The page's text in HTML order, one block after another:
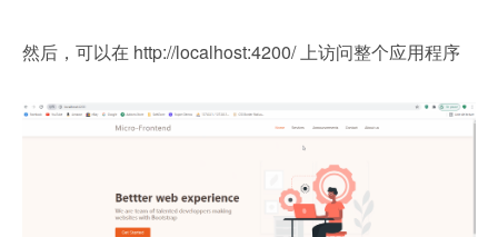
然后，可以在 http://localhost:4200/ 上访问整个应用程序